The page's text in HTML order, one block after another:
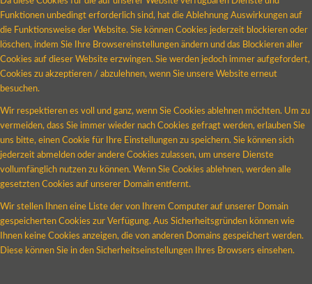
Funktionen unbedingt erforderlich sind, hat die Ablehnung Auswirkungen auf
die Funktionsweise der Website. Sie können Cookies jederzeit blockieren oder
löschen, indem Sie Ihre Browsereinstellungen ändern und das Blockieren aller
Cookies auf dieser Website erzwingen. Sie werden jedoch immer aufgefordert,
Cookies zu akzeptieren / abzulehnen, wenn Sie unsere Website erneut
besuchen.
Wir respektieren es voll und ganz, wenn Sie Cookies ablehnen möchten. Um zu
vermeiden, dass Sie immer wieder nach Cookies gefragt werden, erlauben Sie
uns bitte, einen Cookie für Ihre Einstellungen zu speichern. Sie können sich
jederzeit abmelden oder andere Cookies zulassen, um unsere Dienste
vollumfänglich nutzen zu können. Wenn Sie Cookies ablehnen, werden alle
gesetzten Cookies auf unserer Domain entfernt.
Wir stellen Ihnen eine Liste der von Ihrem Computer auf unserer Domain
gespeicherten Cookies zur Verfügung. Aus Sicherheitsgründen können wie
Ihnen keine Cookies anzeigen, die von anderen Domains gespeichert werden.
Diese können Sie in den Sicherheitseinstellungen Ihres Browsers einsehen.